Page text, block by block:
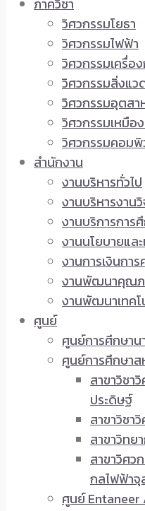
ภาควิชา
วิศวกรรมโยธา
วิศวกรรมไฟฟ้า
วิศวกรรมเครื่อ
วิศวกรรมสิ่งแว
วิศวกรรมอุตสา
วิศวกรรมเหมือ
วิศวกรรมคอมพิ
สำนักงาน
งานบริหารทั่วไป
งานบริหารงาน
งานบริการการ
งานนโยบายแล
งานการเงินกา
งานพัฒนาคุณ
งานพัฒนาเทคโ
ศูนย์
ศูนย์การศึกษาน
ศูนย์การศึกษาส
สาขาวิช
ประดิษฐ์
สาขาวิชา
สาขาวิทย
สาขาวิศว
กลไฟฟ้าจุ
ศูนย์ Entaneer